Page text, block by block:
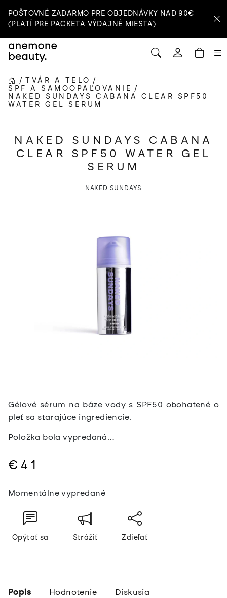
na
obsah
POŠTOVNÉ ZADARMO PRE OBJEDNÁVKY NAD 90€
(PLATÍ PRE PACKETA VÝDAJNÉ MIESTA)
HĽADAŤ
Prihlásenie
DOMOV
/ TVÁR A TELO /
SPF A SAMOOPAĽOVANIE /
NAKED SUNDAYS CABANA CLEAR SPF50
WATER GEL SERUM
Gélové sérum na báze vody s SPF50 obohatené o
pleť sa starajúce ingrediencie.
Položka bola vypredaná…
€41
cena:
Momentálne vypredané
Opýtať sa Strážiť Zdieľať
NAKED SUNDAYS CABANA
CLEAR SPF50 WATER GEL
SERUM
NAKED SUNDAYS
Popis Hodnotenie Diskusia